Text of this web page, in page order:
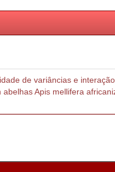
de variâncias e
abelhas Apis mellifera